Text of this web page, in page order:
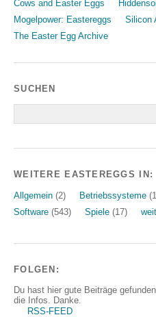
Cows and Easter Eggs
Mogelpower: Eastereggs
Silicon
The Easter Egg Archive
SUCHEN
WEITERE EASTEREGGS IN:
Allgemein (2) Betriebssysteme
Software (543) Spiele (17)
FOLGEN:
Du hast hier gute Beiträge
die Infos. Danke.
RSS-FEED